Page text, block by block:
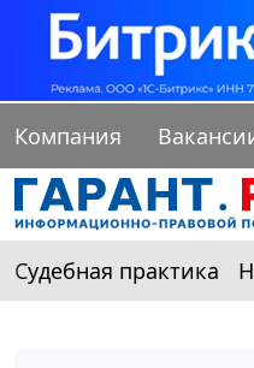
Компания
Судебная практика